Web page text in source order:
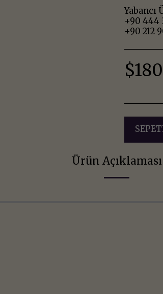
Yabancı
+90 444
+90 212
$
Ürün Açıklaması